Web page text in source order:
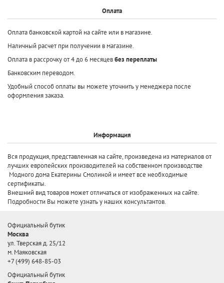
Оплата
Оплата банковской картой на сайте или в магазине.
Наличный расчет при получении в магазине.
Оплата в рассрочку от 4 до 6 месяцевбез переплаты
Банковским переводом.
Удобный способ оплаты вы можете уточнить у менеджера после
оформления заказа.
Информация
Вся продукция, представленная на сайте, произведена из материалов от
лучших европейских производителей на собственном производстве
Модного дома Екатерины Смолиной и имеет все необходимые
сертификаты.
Внешний вид товаров может отличаться от изображенных на сайте.
Подробности Вы можете узнать у наших консультантов.
Официальный бутик
Москва
ул. Тверская д. 25/12
м. Маяковская
+7 (499) 648-85-03
Официальный бутик